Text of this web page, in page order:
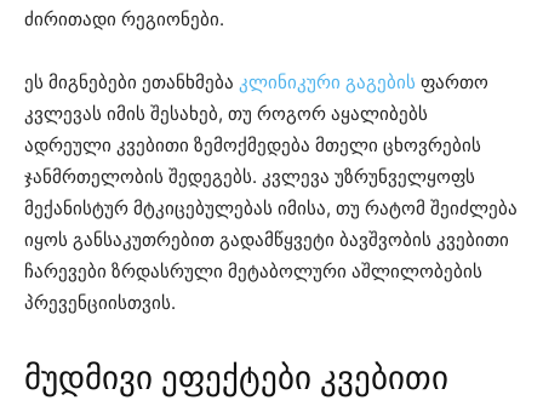
ძირითადი რეგიონები.
ეს მიგნებები ეთანხმება კლინიკური გაგების ფართო
კვლევას იმის შესახებ, თუ როგორ აყალიბებს
ადრეული კვებითი ზემოქმედება მთელი ცხოვრების
ჯანმრთელობის შედეგებს. კვლევა უზრუნველყოფს
მექანისტურ მტკიცებულებას იმისა, თუ რატომ შეიძლება
იყოს განსაკუთრებით გადამწყვეტი ბავშვობის კვებითი
ჩარევები ზრდასრული მეტაბოლური აშლილობების
პრევენციისთვის.
მუდმივი ეფექტები კვებითი